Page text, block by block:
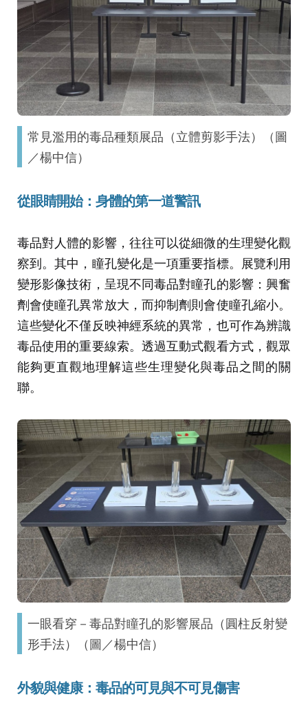
常見濫用的毒品種類展品（立體剪影手法）（圖
／楊中信）
從眼睛開始：身體的第一道警訊
毒品對人體的影響，往往可以從細微的生理變化觀
察到。其中，瞳孔變化是一項重要指標。展覽利用
變形影像技術，呈現不同毒品對瞳孔的影響：興奮
劑會使瞳孔異常放大，而抑制劑則會使瞳孔縮小。
這些變化不僅反映神經系統的異常，也可作為辨識
毒品使用的重要線索。透過互動式觀看方式，觀眾
能夠更直觀地理解這些生理變化與毒品之間的關
聯。
一眼看穿－毒品對瞳孔的影響展品（圓柱反射變
形手法）（圖／楊中信）
外貌與健康：毒品的可見與不可見傷害